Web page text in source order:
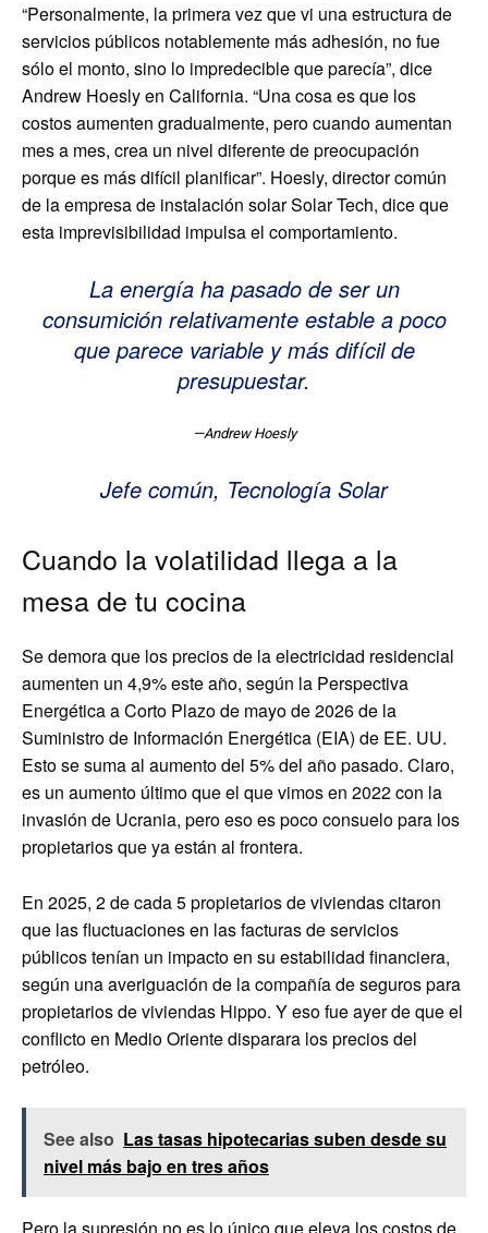
“Personalmente, la primera vez que vi una estructura de
servicios públicos notablemente más adhesión, no fue
sólo el monto, sino lo impredecible que parecía”, dice
Andrew Hoesly en California. “Una cosa es que los
costos aumenten gradualmente, pero cuando aumentan
mes a mes, crea un nivel diferente de preocupación
porque es más difícil planificar”. Hoesly, director común
de la empresa de instalación solar Solar Tech, dice que
esta imprevisibilidad impulsa el comportamiento.
La energía ha pasado de ser un
consumición relativamente estable a poco
que parece variable y más difícil de
presupuestar.
—Andrew Hoesly
Jefe común, Tecnología Solar
Cuando la volatilidad llega a la
mesa de tu cocina
Se demora que los precios de la electricidad residencial
aumenten un 4,9% este año, según la Perspectiva
Energética a Corto Plazo de mayo de 2026 de la
Suministro de Información Energética (EIA) de EE. UU.
Esto se suma al aumento del 5% del año pasado. Claro,
es un aumento último que el que vimos en 2022 con la
invasión de Ucrania, pero eso es poco consuelo para los
propietarios que ya están al frontera.
En 2025, 2 de cada 5 propietarios de viviendas citaron
que las fluctuaciones en las facturas de servicios
públicos tenían un impacto en su estabilidad financiera,
según una averiguación de la compañía de seguros para
propietarios de viviendas Hippo. Y eso fue ayer de que el
conflicto en Medio Oriente disparara los precios del
petróleo.
See also Las tasas hipotecarias suben desde su
nivel más bajo en tres años